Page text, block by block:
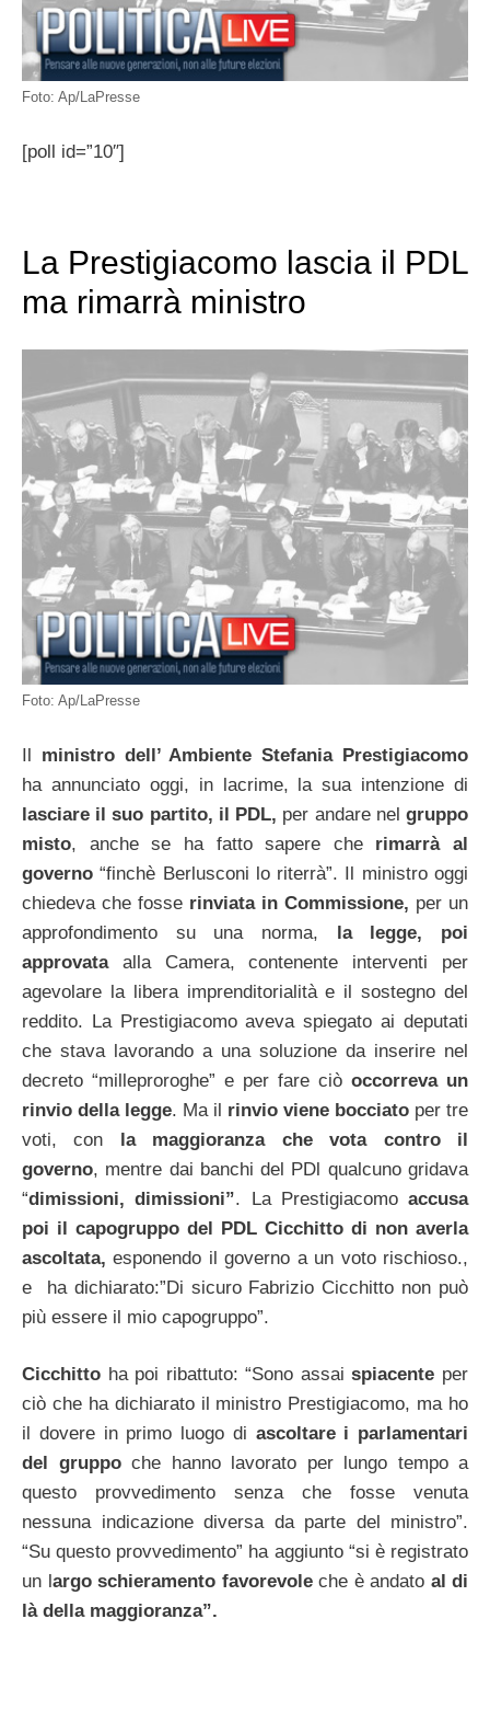
Foto: Ap/LaPresse
[poll id=”10″]
La Prestigiacomo lascia il PDL
ma rimarrà ministro
Foto: Ap/LaPresse
Il ministro dell’ Ambiente Stefania Prestigiacomo
ha annunciato oggi, in lacrime, la sua intenzione di
lasciare il suo partito, il PDL, per andare nelgruppo
misto, anche se ha fatto sapere cherimarrà al
governo“finchè Berlusconi lo riterrà”. Il ministro oggi
chiedeva che fosse rinviata in Commissione, per un
approfondimento su una norma, la legge, poi
approvata alla Camera, contenente interventi per
agevolare la libera imprenditorialità e il sostegno del
reddito. La Prestigiacomo aveva spiegato ai deputati
che stava lavorando a una soluzione da inserire nel
decreto “milleproroghe” e per fare ciò occorreva un
rinvio della legge. Ma il rinvio viene bocciato per tre
voti, con la maggioranza che vota contro il
governo, mentre dai banchi del PDl qualcuno gridava
“dimissioni, dimissioni”. La Prestigiacomo accusa
poi il capogruppo del PDL Cicchitto di non averla
ascoltata, esponendo il governo a un voto rischioso.,
e ha dichiarato:”Di sicuro Fabrizio Cicchitto non può
più essere il mio capogruppo”.
Cicchitto ha poi ribattuto: “Sono assaispiacente per
ciò che ha dichiarato il ministro Prestigiacomo, ma ho
il dovere in primo luogo di ascoltare i parlamentari
del gruppoche hanno lavorato per lungo tempo a
questo provvedimento senza che fosse venuta
nessuna indicazione diversa da parte del ministro”.
“Su questo provvedimento” ha aggiunto “si è registrato
un l argo schieramento favorevoleche è andato al di
là della maggioranza”.